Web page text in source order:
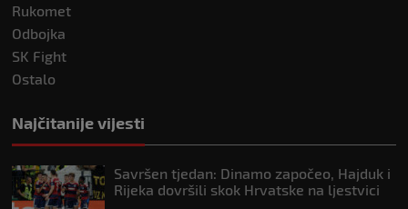
Rukomet
Odbojka
SK Fight
Ostalo
Najčitanije vijesti
Savršen tjedan: Dinamo započeo, Hajduk i
Rijeka dovršili skok Hrvatske na ljestvici